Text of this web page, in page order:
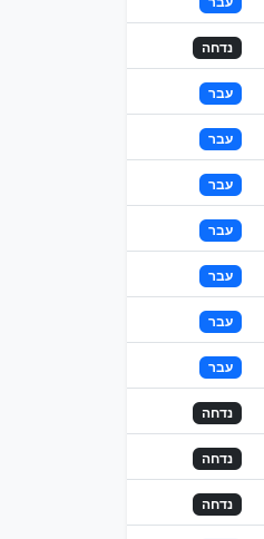
נדחה
עבר
עבר
עבר
עבר
עבר
עבר
עבר
נדחה
נדחה
נדחה